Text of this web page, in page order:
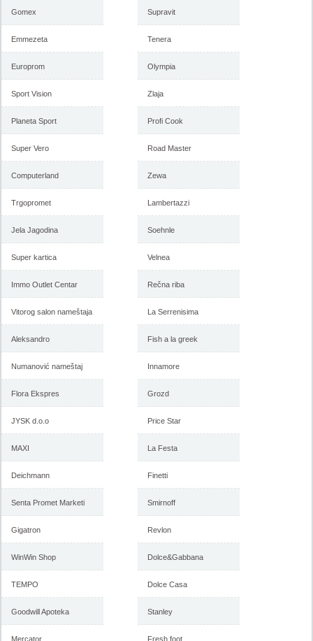
Gomex
Emmezeta
Europrom
Sport Vision
Planeta Sport
Super Vero
Computerland
Trgopromet
Jela Jagodina
Super kartica
Immo Outlet Centar
Vitorog salon nameštaja
Aleksandro
Numanović nameštaj
Flora Ekspres
JYSK d.o.o
MAXI
Deichmann
Senta Promet Marketi
Gigatron
WinWin Shop
TEMPO
Goodwill Apoteka
Mercator
Supravit
Tenera
Olympia
Zlaja
Profi Cook
Road Master
Zewa
Lambertazzi
Soehnle
Velnea
Rečna riba
La Serrenisima
Fish a la greek
Innamore
Grozd
Price Star
La Festa
Finetti
Smirnoff
Revlon
Dolce&Gabbana
Dolce Casa
Stanley
Fresh foot